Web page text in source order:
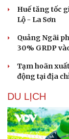
Huế tăng tốc
Lộ - La Sơn
Quảng Ngãi
30% GRDP
Tạm hoãn
động tại địa
DU LỊCH